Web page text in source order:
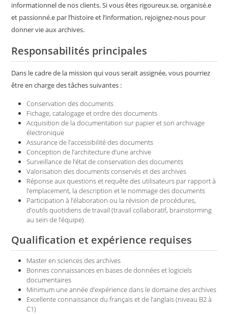
informationnel de nos clients. Si vous êtes rigoureux.se, organisé.e
et passionné.e par l’histoire et l’information, rejoignez-nous pour
donner vie aux archives.
Responsabilités principales
Dans le cadre de la mission qui vous serait assignée, vous pourriez
être en charge des tâches suivantes :
Conservation des documents
Fichage, catalogage et ordre des documents
Acquisition de la documentation sur papier et son archivage
électronique
Assurance de l’accessibilité des documents
Conception de l’architecture d’une archive
Surveillance de l’état de conservation des documents
Valorisation des documents conservés et des archives
Réponse aux questions et requête des utilisateurs par rapport à
l’emplacement, la description et le nommage des documents
Participation à l’élaboration ou la révision de procédures,
d’outils quotidiens de travail (travail collaboratif, brainstorming
au sein de l’équipe)
Qualification et expérience requises
Master en sciences des archives
Bonnes connaissances en bases de données et logiciels
documentaires
Minimum une année d’expérience dans le domaine des archives
Excellente connaissance du français et de l’anglais (niveau B2 à
C1)